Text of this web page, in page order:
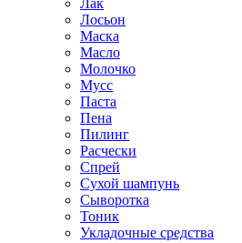
Лак
Лосьон
Маска
Масло
Молочко
Мусс
Паста
Пена
Пилинг
Расчески
Спрей
Сухой шампунь
Сыворотка
Тоник
Укладочные средства